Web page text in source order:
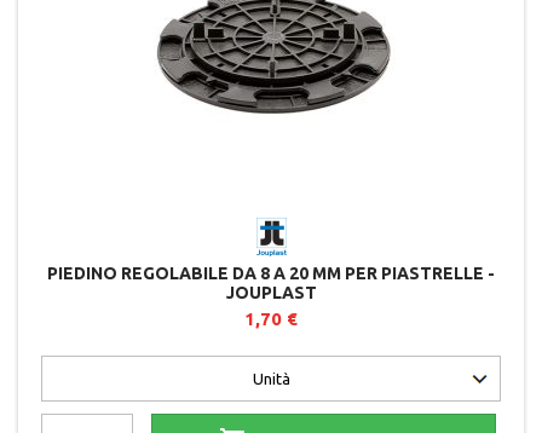
PIEDINO REGOLABILE DA 8 A 20 MM PER PIASTRELLE -
JOUPLAST
1,70 €